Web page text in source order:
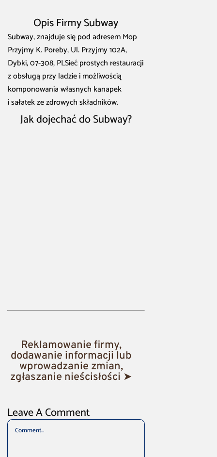
Opis Firmy Subway
Subway, znajduje się pod adresem Mop
Przyjmy K. Poreby, Ul. Przyjmy 102A,
Dybki, 07-308, PLSieć prostych restauracji
z obsługą przy ladzie i możliwością
komponowania własnych kanapek
i sałatek ze zdrowych składników.
Jak dojechać do Subway?
Reklamowanie firmy,
dodawanie informacji lub
wprowadzanie zmian,
zgłaszanie nieścisłości ➤
Leave A Comment
Comment